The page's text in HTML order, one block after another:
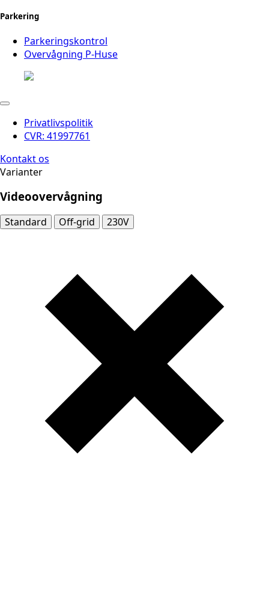
Parkering
Parkeringskontrol
Overvågning P-Huse
Privatlivspolitik
CVR: 41997761
Kontakt os
Varianter
Videoovervågning
Standard Off-grid 230V